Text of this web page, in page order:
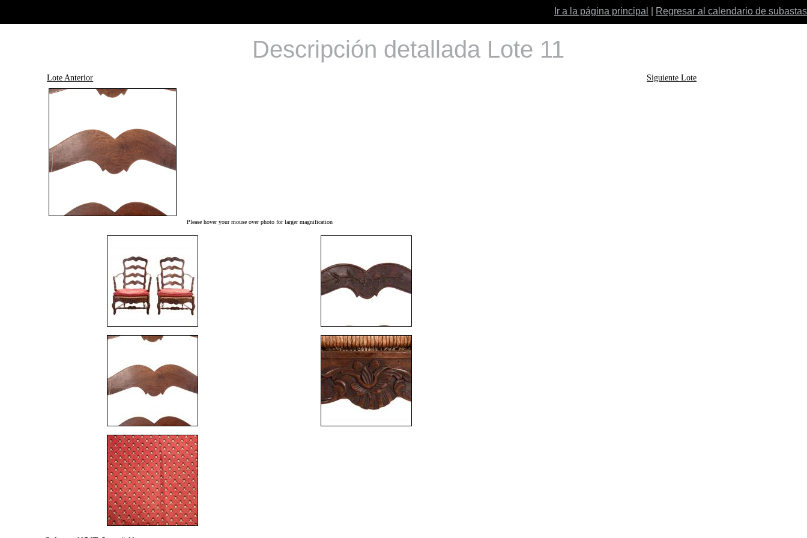
Ir a la página principal Regresar al calendario de subastas
Descripción detallada Lote 11
Lote Anterior Siguiente Lote
Please hover your mouse over photo for larger magnification